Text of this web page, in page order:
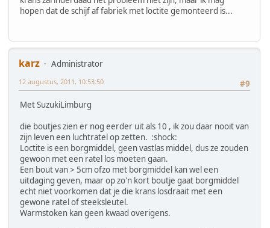
hopen dat de schijf af fabriek met loctite gemonteerd is...
karz
Administrator
#9
12 augustus, 2011, 10:53:50
Met SuzukiLimburg
die boutjes zien er nog eerder uit als 10 , ik zou daar nooit van
zijn leven een luchtratel op zetten. :shock:
Loctite is een borgmiddel, geen vastlas middel, dus ze zouden
gewoon met een ratel los moeten gaan.
Een bout van > 5cm ofzo met borgmiddel kan wel een
uitdaging geven, maar op zo'n kort boutje gaat borgmiddel
echt niet voorkomen dat je die krans losdraait met een
gewone ratel of steeksleutel.
Warmstoken kan geen kwaad overigens.